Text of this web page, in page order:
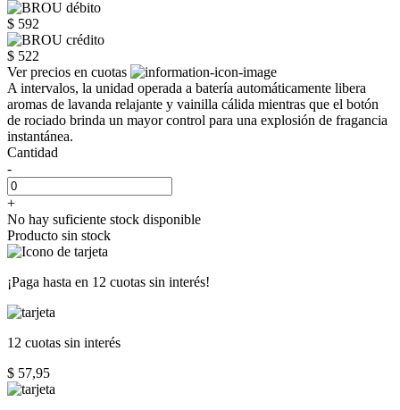
$ 592
$ 522
Ver precios en cuotas
A intervalos, la unidad operada a batería automáticamente libera
aromas de lavanda relajante y vainilla cálida mientras que el botón
de rociado brinda un mayor control para una explosión de fragancia
instantánea.
Cantidad
-
+
No hay suficiente stock disponible
Producto sin stock
¡Paga hasta en 12 cuotas sin interés!
12 cuotas sin interés
$ 57,95